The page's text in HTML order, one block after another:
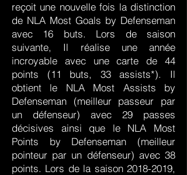
reçoit une nouvelle fois la distinction
de NLA Most Goals by Defenseman
avec 16 buts. Lors de saison
suivante, Il réalise une année
incroyable avec une carte de 44
points (11 buts, 33 assists*). Il
obtient le NLA Most Assists by
Defenseman (meilleur passeur par
un défenseur) avec 29 passes
décisives ainsi que le NLA Most
Points by Defenseman (meilleur
pointeur par un défenseur) avec 38
points. Lors de la saison 2018-2019,